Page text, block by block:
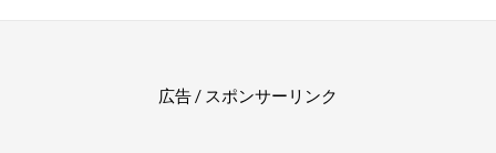
広告 / スポンサーリンク